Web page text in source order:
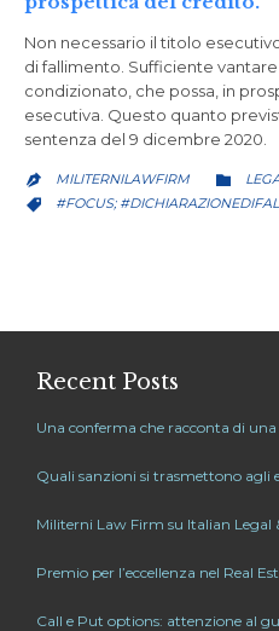
Non necessario il titolo
di fallimento. Sufficiente
condizionato, che possa, in
esecutiva. Questo quanto
sentenza del 9 dicembre 2020.
 MILITERNILAWFIRM 
 CATEGORY
#FOCUS;
Recent Posts
Una conferma che racconta di
Quali sanzioni si trasmettono agli
Militerni Law Firm su Italian Legal
Premio per l’eccellenza nel Real
Call e Put options: attenzione al